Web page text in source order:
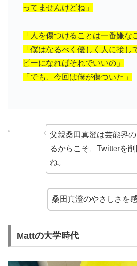
ってませんけどね」
「人を傷つけることは一番嫌な
「僕はなるべく優しく人に接し
ピーになればそれでいいの」
「でも、今回は僕が傷ついた」
父親桑田真澄は芸能界
るからこそ、Twitterを
ね。
桑田真澄のやさしさを
Mattの大学時代